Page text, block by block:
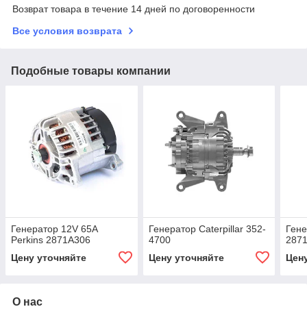
Возврат товара в течение 14 дней по договоренности
Все условия возврата
Подобные товары компании
Генератор 12V 65A
Perkins 2871A306
Цену уточняйте
Генератор Caterpillar 352-
4700
Цену уточняйте
О нас